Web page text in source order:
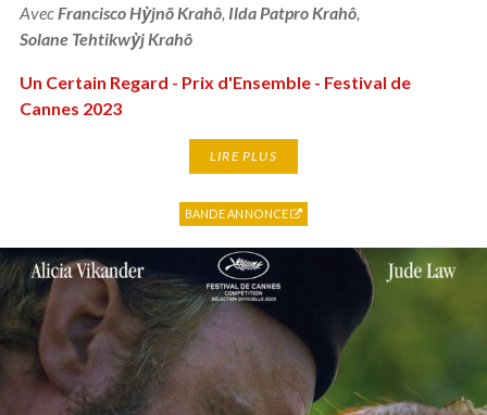
Avec Francisco Hỳjnõ Krahô, Ilda Patpro Krahô,
Solane Tehtikwỳj Krahô
Un Certain Regard - Prix d'Ensemble - Festival de
Cannes 2023
LIRE PLUS
BANDE ANNONCE